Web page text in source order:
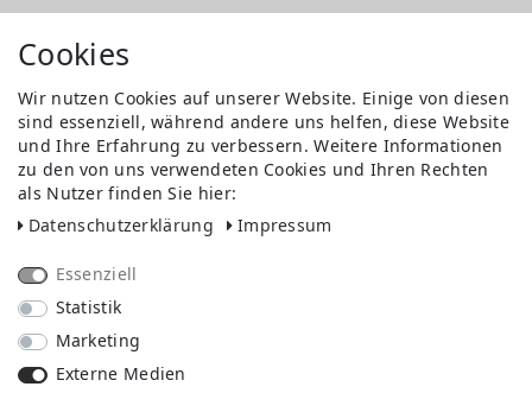
Cookies
Wir nutzen Cookies auf unserer Website. Einige von diesen
sind essenziell, während andere uns helfen, diese Website
und Ihre Erfahrung zu verbessern. Weitere Informationen
zu den von uns verwendeten Cookies und Ihren Rechten
als Nutzer finden Sie hier:
Daten­schutz­erklärung
Impressum
Essenziell
Statistik
Marketing
Externe Medien